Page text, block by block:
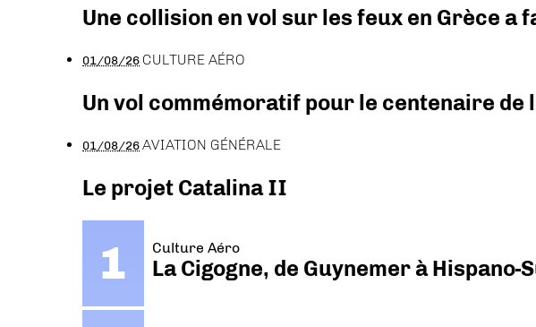
Une collision en vol sur les feux en Grèce a
01/08/26 CULTURE AÉRO
Un vol commémoratif pour le centenaire de
01/08/26AVIATION GÉNÉRALE
Le projet Catalina II
Culture Aéro
La Cigogne, de Guynemer à Hispano-